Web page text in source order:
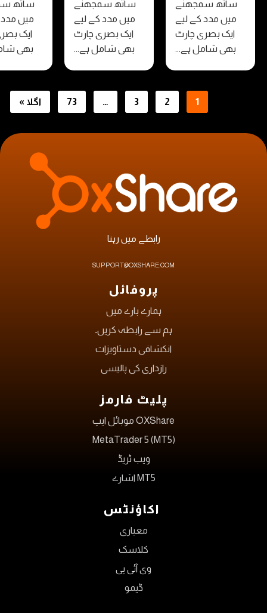
سمجھنے
مدد کے لیے
بصری چارٹ
شامل ہے...
ساتھ سمجھنے
میں مدد کے لیے
ایک بصری چارٹ
بھی شامل ہے...
ساتھ سمجھنے
میں مدد کے لیے
ایک بصری چارٹ
بھی شامل ہے...
73 اگلا »
رابطے میں رہنا
SUPPORT@OXSHARE.COM
پروفائل
ہمارے بارے میں
ہم سے رابطہ کریں۔
انکشافی دستاویزات
رازداری کی پالیسی
پلیٹ فارمز
OXShare موبائل ایپ
MetaTrader 5 (MT5)
اکاؤنٹس